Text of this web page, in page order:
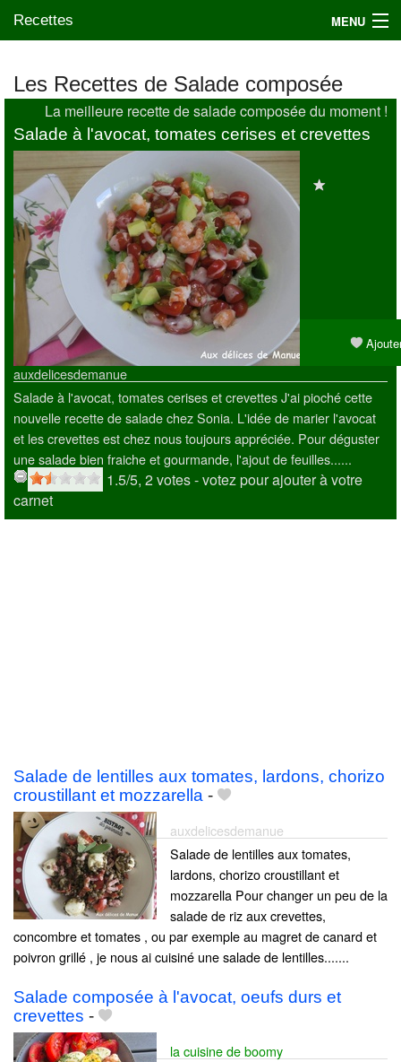
Recettes MENU
Mes blogs préférés
Les Recettes de Salade composée
La meilleure recette de salade composée du moment !
Salade à l'avocat, tomates cerises et crevettes
auxdelicesdemanue
Salade à l'avocat, tomates cerises et crevettes J'ai pioché cette
nouvelle recette de salade chez Sonia. L'idée de marier l'avocat
et les crevettes est chez nous toujours appréciée. Pour déguster
une salade bien fraiche et gourmande, l'ajout de feuilles......
1.5/5, 2votes- votez pour ajouter à votre
carnet
Salade de lentilles aux tomates, lardons, chorizo
croustillant et mozzarella -
auxdelicesdemanue
Salade de lentilles aux tomates,
lardons, chorizo croustillant et
mozzarella Pour changer un peu de la
salade de riz aux crevettes,
concombre et tomates , ou par exemple au magret de canard et
poivron grillé , je nous ai cuisiné une salade de lentilles.......
Salade composée à l'avocat, oeufs durs et
crevettes -
la cuisine de boomy